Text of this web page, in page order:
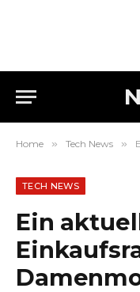
Home » Tech News »
TECH NEWS
Ein